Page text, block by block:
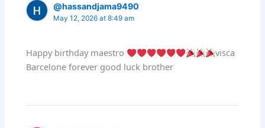
@hassandjama9490
May 12, 2026 at 8:49 am
Happy birthday maestro
visca
Barcelone forever good luck brother